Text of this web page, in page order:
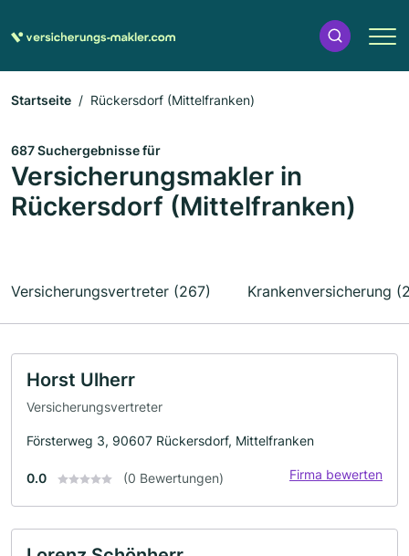
Startseite Rückersdorf (Mittelfranken)
687 Suchergebnisse für
Versicherungsmakler in
Rückersdorf (Mittelfranken)
Versicherungsvertreter (267) Krankenversicherung
Horst Ulherr
Versicherungsvertreter
Försterweg 3, 90607 Rückersdorf, Mittelfranken
0.0 (0 Bewertungen) Firma bewerten